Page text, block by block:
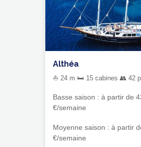
Althéa
⛵ 24 m 🛏 15 cabines 👥 42
Basse saison : à partir de
€/semaine
Moyenne saison : à partir
€/semaine